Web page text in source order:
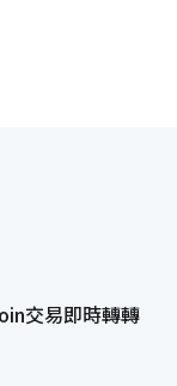
交易即時轉轉